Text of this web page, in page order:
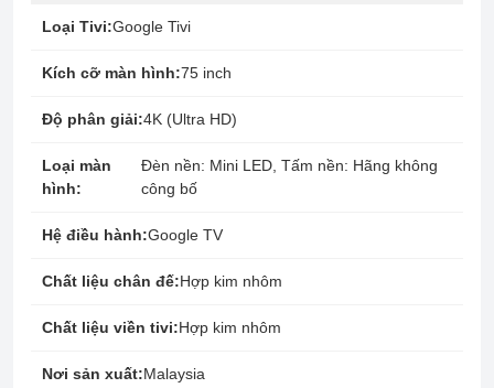
Loại Tivi:Google Tivi
Kích cỡ màn hình:75 inch
Độ phân giải:4K (Ultra HD)
Loại màn
hình:
Đèn nền: Mini LED, Tấm nền: Hãng không
công bố
Hệ điều hành:Google TV
Chất liệu chân đế:Hợp kim nhôm
Chất liệu viền tivi:Hợp kim nhôm
Nơi sản xuất:Malaysia